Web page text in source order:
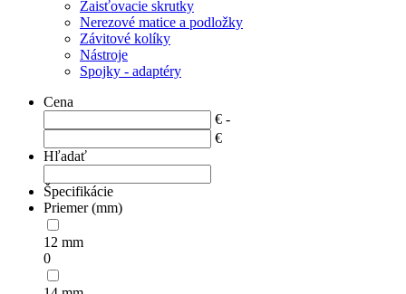
Zaisťovacie skrutky
Nerezové matice a podložky
Závitové kolíky
Nástroje
Spojky - adaptéry
Cena
€ -
€
Hľadať
Špecifikácie
Priemer (mm)
12 mm
0